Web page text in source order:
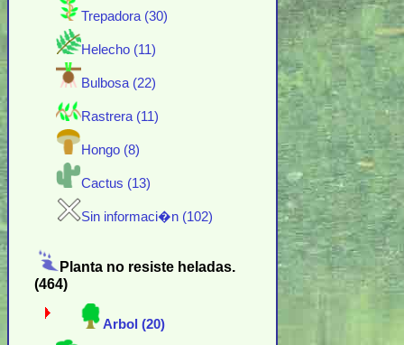
Trepadora (30)
Helecho (11)
Bulbosa (22)
Rastrera (11)
Hongo (8)
Cactus (13)
Sin informaci�n (102)
Planta no resiste heladas.
(464)
Arbol (20)